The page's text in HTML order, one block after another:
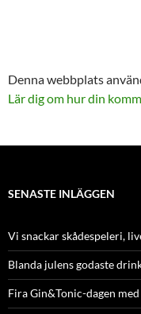
Denna webbplats
Lär dig om hur din
SENASTE INLÄGGEN
Vi snackar skådespeleri,
Blanda julens godaste
Fira Gin&Tonic-dagen